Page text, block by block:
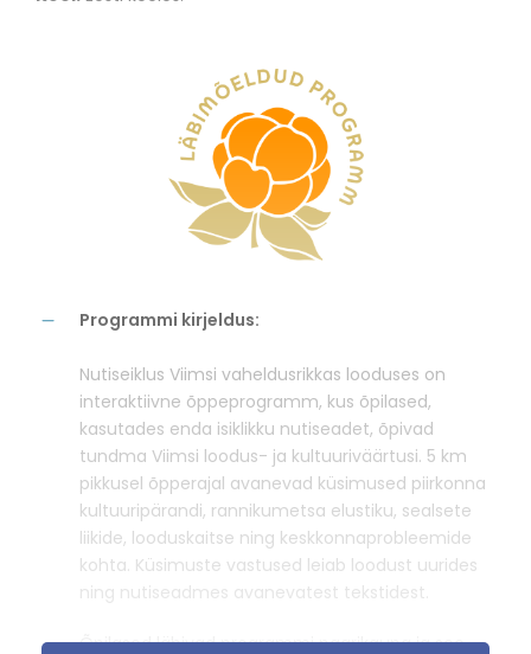
Programmi kirjeldus:
Nutiseiklus Viimsi vaheldusrikkas looduses on
interaktiivne õppeprogramm, kus õpilased,
kasutades enda isiklikku nutiseadet, õpivad
tundma Viimsi loodus- ja kultuuriväärtusi. 5 km
pikkusel õpperajal avanevad küsimused piirkonna
kultuuripärandi, rannikumetsa elustiku, sealsete
liikide, looduskaitse ning keskkonnaprobleemide
kohta. Küsimuste vastused leiab loodust uurides
ning nutiseadmes avanevatest tekstidest.
Õpilased läbivad programmi paarikaupa ja see